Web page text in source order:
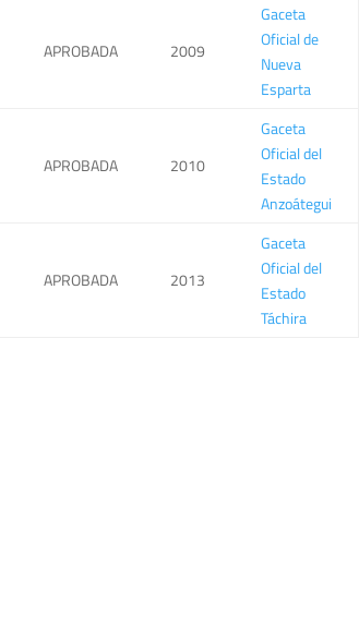
APROBADA 2009
Gaceta
Oficial de
Nueva
Esparta
APROBADA 2010
Gaceta
Oficial del
Estado
Anzoátegui
APROBADA 2013
Gaceta
Oficial del
Estado
Táchira